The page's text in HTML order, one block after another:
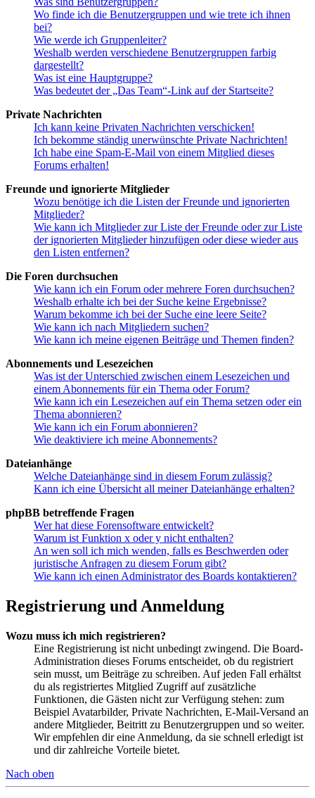
Wo finde ich die Benutzergruppen und wie trete ich ihnen
bei?
Wie werde ich Gruppenleiter?
Weshalb werden verschiedene Benutzergruppen farbig
dargestellt?
Was ist eine Hauptgruppe?
Was bedeutet der „Das Team“-Link auf der Startseite?
Private Nachrichten
Ich kann keine Privaten Nachrichten verschicken!
Ich bekomme ständig unerwünschte Private Nachrichten!
Ich habe eine Spam-E-Mail von einem Mitglied dieses
Forums erhalten!
Freunde und ignorierte Mitglieder
Wozu benötige ich die Listen der Freunde und ignorierten
Mitglieder?
Wie kann ich Mitglieder zur Liste der Freunde oder zur Liste
der ignorierten Mitglieder hinzufügen oder diese wieder aus
den Listen entfernen?
Die Foren durchsuchen
Wie kann ich ein Forum oder mehrere Foren durchsuchen?
Weshalb erhalte ich bei der Suche keine Ergebnisse?
Warum bekomme ich bei der Suche eine leere Seite?
Wie kann ich nach Mitgliedern suchen?
Wie kann ich meine eigenen Beiträge und Themen finden?
Abonnements und Lesezeichen
Was ist der Unterschied zwischen einem Lesezeichen und
einem Abonnements für ein Thema oder Forum?
Wie kann ich ein Lesezeichen auf ein Thema setzen oder ein
Thema abonnieren?
Wie kann ich ein Forum abonnieren?
Wie deaktiviere ich meine Abonnements?
Dateianhänge
Welche Dateianhänge sind in diesem Forum zulässig?
Kann ich eine Übersicht all meiner Dateianhänge erhalten?
phpBB betreffende Fragen
Wer hat diese Forensoftware entwickelt?
Warum ist Funktion x oder y nicht enthalten?
An wen soll ich mich wenden, falls es Beschwerden oder
juristische Anfragen zu diesem Forum gibt?
Wie kann ich einen Administrator des Boards kontaktieren?
Registrierung und Anmeldung
Wozu muss ich mich registrieren?
Eine Registrierung ist nicht unbedingt zwingend. Die Board-
Administration dieses Forums entscheidet, ob du registriert
sein musst, um Beiträge zu schreiben. Auf jeden Fall erhältst
du als registriertes Mitglied Zugriff auf zusätzliche
Funktionen, die Gästen nicht zur Verfügung stehen: zum
Beispiel Avatarbilder, Private Nachrichten, E-Mail-Versand an
andere Mitglieder, Beitritt zu Benutzergruppen und so weiter.
Wir empfehlen dir eine Anmeldung, da sie schnell erledigt ist
und dir zahlreiche Vorteile bietet.
Nach oben